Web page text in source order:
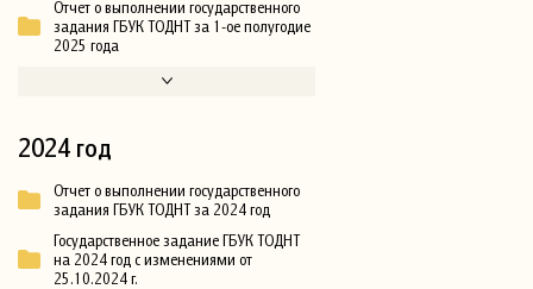
Отчет о выполнении государственного
задания ГБУК ТОДНТ за 1-ое полугодие
2025 года
2024 год
Отчет о выполнении государственного
задания ГБУК ТОДНТ за 2024 год
Государственное задание ГБУК ТОДНТ
на 2024 год с изменениями от
25.10.2024 г.